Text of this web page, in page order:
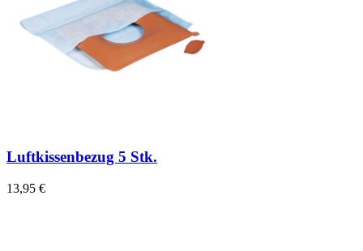
Luftkissenbezug 5 Stk.
13,95 €